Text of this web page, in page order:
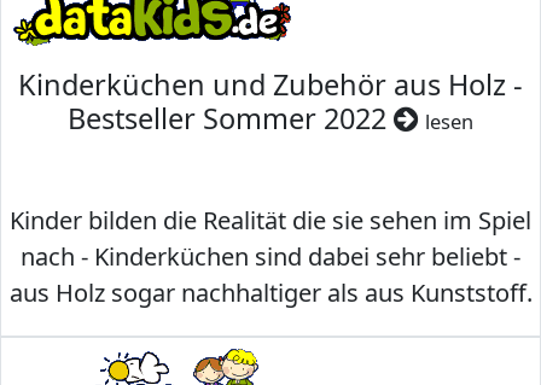
Kinderküchen und Zubehör aus Holz -
Bestseller Sommer 2022
lesen
Kinder bilden die Realität die sie sehen im Spiel
nach - Kinderküchen sind dabei sehr beliebt -
aus Holz sogar nachhaltiger als aus Kunststoff.